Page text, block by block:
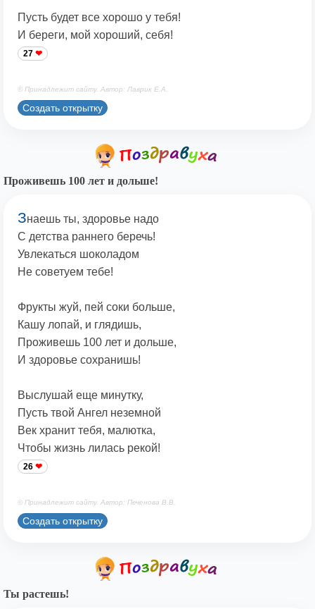
Пусть будет все хорошо у тебя!
И береги, мой хороший, себя!
27
© Принадлежит сайту. Автор: Лаврик Е.А.
Создать открытку
Проживешь 100 лет и дольше!
Знаешь ты, здоровье надо
С детства раннего беречь!
Увлекаться шоколадом
Не советуем тебе!
Фрукты жуй, пей соки больше,
Кашу лопай, и глядишь,
Проживешь 100 лет и дольше,
И здоровье сохранишь!
Выслушай еще минутку,
Пусть твой Ангел неземной
Век хранит тебя, малютка,
Чтобы жизнь лилась рекой!
26
© Принадлежит сайту. Автор: Печенова В.В.
Создать открытку
Ты растешь!